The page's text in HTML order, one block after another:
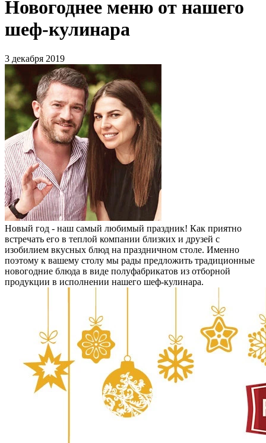
Новогоднее меню от нашего
шеф-кулинара
3 декабря 2019
Новый год - наш самый любимый праздник! Как приятно
встречать его в теплой компании близких и друзей с
изобилием вкусных блюд на праздничном столе. Именно
поэтому к вашему столу мы рады предложить традиционные
новогодние блюда в виде полуфабрикатов из отборной
продукции в исполнении нашего шеф-кулинара.